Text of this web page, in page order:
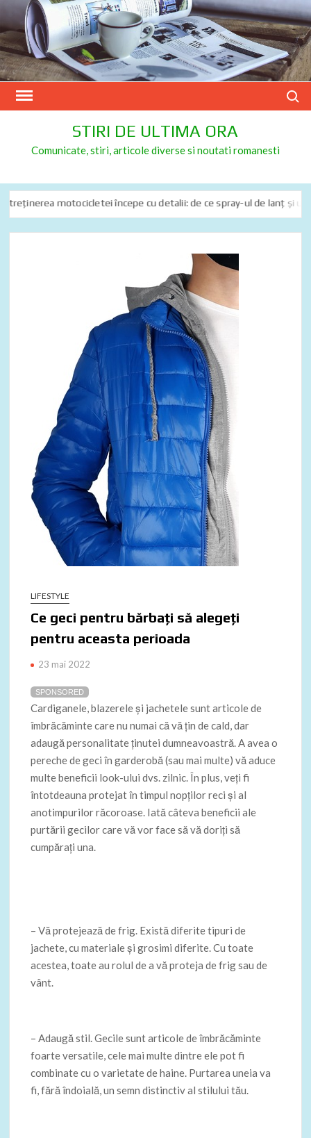
Skip
to
content
STIRI DE ULTIMA ORA
Comunicate, stiri, articole diverse si noutati romanesti
motocicletei începe cu detalii: de ce spray-ul de lanț și
LIFESTYLE
Ce geci pentru bărbați să alegeți
pentru aceasta perioada
23 mai 2022
SPONSORED
Cardiganele, blazerele și jachetele sunt articole de
îmbrăcăminte care nu numai că vă țin de cald, dar
adaugă personalitate ținutei dumneavoastră. A avea o
pereche de geci în garderobă (sau mai multe) vă aduce
multe beneficii look-ului dvs. zilnic. În plus, veți fi
întotdeauna protejat în timpul nopților reci și al
anotimpurilor răcoroase. Iată câteva beneficii ale
purtării gecilor care vă vor face să vă doriți să
cumpărați una.
– Vă protejează de frig. Există diferite tipuri de
jachete, cu materiale și grosimi diferite. Cu toate
acestea, toate au rolul de a vă proteja de frig sau de
vânt.
– Adaugă stil. Gecile sunt articole de îmbrăcăminte
foarte versatile, cele mai multe dintre ele pot fi
combinate cu o varietate de haine. Purtarea uneia va
fi, fără îndoială, un semn distinctiv al stilului tău.